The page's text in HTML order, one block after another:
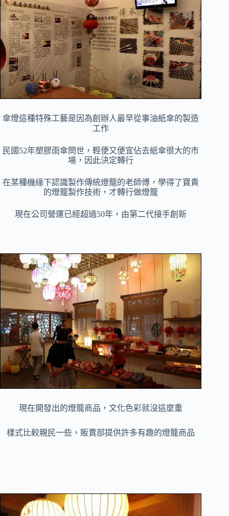
傘燈這種特殊工藝是因為創辦人最早從事油紙傘的製造
工作
民國52年塑膠雨傘問世，輕便又便宜佔去紙傘很大的市
場， 因此決定轉行
在某種機緣下認識製作傳統燈籠的老師傅，學得了寶貴
的燈籠製作技術，才轉行做燈籠
現在公司營運已經超過50年，由第二代接手創新
現在開發出的燈籠商品，文化色彩就沒這麼重
樣式比較親民一些，販賣部提供許多有趣的燈籠商品